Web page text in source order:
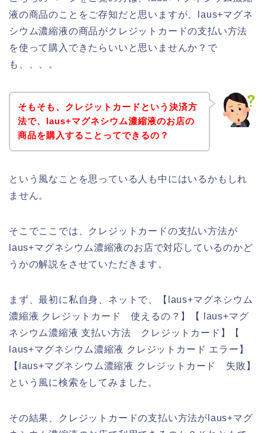
液の商品のことをご存知だと思いますが、laus+マグネ
シウム濃縮液の商品がクレジットカードの支払い方法
を使って購入できたらいいと思いませんか？で
も、、、。
そもそも、クレジットカードという決済方
法で、laus+マグネシウム濃縮液のお店の
商品を購入することってできるの？
という風なことを思っている人も中にはいるかもしれ
ません。
そこでここでは、クレジットカードの支払い方法が
laus+マグネシウム濃縮液のお店で対応しているのかど
うかの解説をさせていただきます。
まず、最初に私自身、ネットで、【laus+マグネシウム
濃縮液 クレジットカード 使えるの？】【 laus+マグ
ネシウム濃縮液 支払い方法 クレジットカード】【
laus+マグネシウム濃縮液 クレジットカード エラー】
【laus+マグネシウム濃縮液 クレジットカード 失敗】
という風に検索をしてみました。
その結果、クレジットカードの支払い方法がlaus+マグ